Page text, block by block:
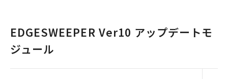
EDGESWEEPER Ver10 アップデートモ
ジュール